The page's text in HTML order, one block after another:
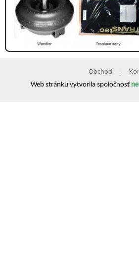
Obchod
Web stránku vytvorila spoločnosť